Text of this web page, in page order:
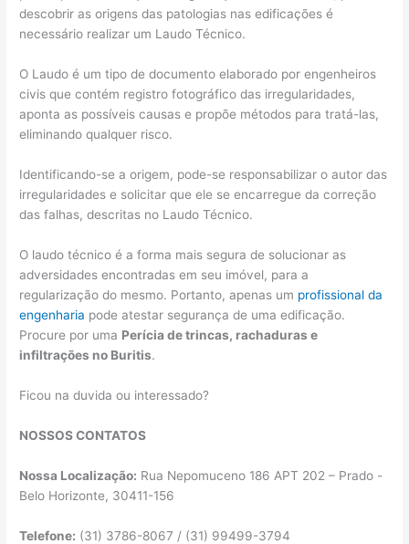
descobrir as origens das patologias nas edificações é
necessário realizar um Laudo Técnico.
O Laudo é um tipo de documento elaborado por engenheiros
civis que contém registro fotográfico das irregularidades,
aponta as possíveis causas e propõe métodos para tratá-las,
eliminando qualquer risco.
Identificando-se a origem, pode-se responsabilizar o autor das
irregularidades e solicitar que ele se encarregue da correção
das falhas, descritas no Laudo Técnico.
O laudo técnico é a forma mais segura de solucionar as
adversidades encontradas em seu imóvel, para a
regularização do mesmo. Portanto, apenas um profissional da
engenharia pode atestar segurança de uma edificação.
Procure por uma Perícia de trincas, rachaduras e
infiltrações no Buritis.
Ficou na duvida ou interessado?
NOSSOS CONTATOS
Nossa Localização: Rua Nepomuceno 186 APT 202 – Prado -
Belo Horizonte, 30411-156
Telefone: (31) 3786-8067 / (31) 99499-3794